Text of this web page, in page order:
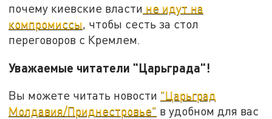
почему киевские власти не идут на
компромиссы, чтобы сесть за стол
переговоров с Кремлем.
Уважаемые читатели "Царьграда"!
Вы можете читать новости "Царьград
Молдавия/Приднестровье" в удобном для вас